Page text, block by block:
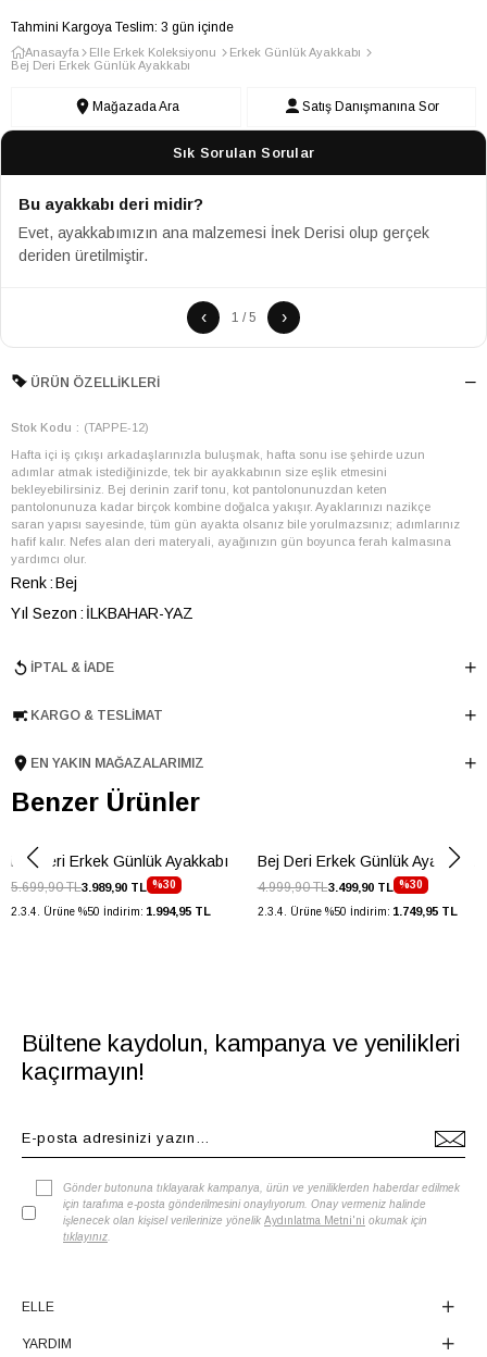
Tahmini Kargoya Teslim: 3 gün içinde
Anasayfa Elle Erkek Koleksiyonu
Erkek Günlük Ayakkabı
Bej Deri Erkek Günlük Ayakkabı
Mağazada Ara Satış Danışmanına Sor
Sık Sorulan Sorular
Bu ayakkabı deri midir?
Evet, ayakkabımızın ana malzemesi İnek Derisi olup gerçek
deriden üretilmiştir.
‹ 1 / 5 ›
ÜRÜN ÖZELLIKLERI
Stok Kodu (TAPPE-12)
Hafta içi iş çıkışı arkadaşlarınızla buluşmak, hafta sonu ise şehirde uzun
adımlar atmak istediğinizde, tek bir ayakkabının size eşlik etmesini
bekleyebilirsiniz. Bej derinin zarif tonu, kot pantolonunuzdan keten
pantolonunuza kadar birçok kombine doğalca yakışır. Ayaklarınızı nazikçe
saran yapısı sayesinde, tüm gün ayakta olsanız bile yorulmazsınız; adımlarınız
hafif kalır. Nefes alan deri materyali, ayağınızın gün boyunca ferah kalmasına
yardımcı olur.
Renk Bej
Yıl Sezon
İLKBAHAR-YAZ
Cinsiyet ERKEK
İnek Derisi
Topuk Boyu
3 cm
Taban Malzemesi EVA
Taban Yüksekliği 3 cm
Menşei TURKIYE
Ürün Grubu
AYAKKABI
İPTAL & İADE
KARGO & TESLIMAT
EN YAKIN MAĞAZALARIMIZ
Benzer Ürünler
Bej Deri Erkek Günlük Ayakkabı
%30
3.989,90 TL
5.699,90 TL
2.3.4. Ürüne %50 İndirim: 1.994,95 TL
Bej Deri Erkek Günlük Ayakkabı
%30
3.499,90 TL
4.999,90 TL
2.3.4. Ürüne %50 İndirim: 1.749,95 TL
Bültene kaydolun, kampanya ve yenilikleri
kaçırmayın!
Gönder butonuna tıklayarak kampanya, ürün ve yeniliklerden haberdar edilmek
için tarafıma e-posta gönderilmesini onaylıyorum. Onay vermeniz halinde
işlenecek olan kişisel verilerinize yönelik Aydınlatma Metni'ni okumak için
tıklayınız
ELLE
YARDIM